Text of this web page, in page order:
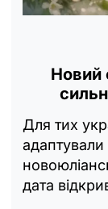
Новий
Для тих
адаптували
дата